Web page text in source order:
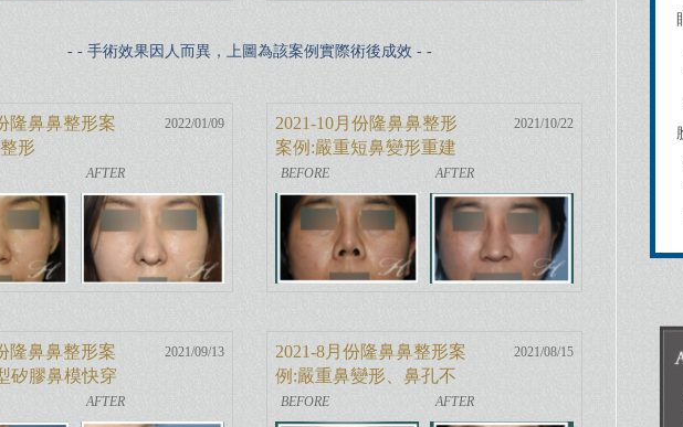
- - 手術效果因人而異，上圖為該案例實際術後成效 - -
隆鼻鼻整形案
形
2022/01/09
2021-10月份隆鼻鼻整形
案例:嚴重短鼻變形重建
2021/10/22
隆鼻鼻整形案
矽膠鼻模快穿
2021/09/13
2021-8月份隆鼻鼻整形案
例:嚴重鼻變形、鼻孔不
對稱、短鼻調整
2021/08/15